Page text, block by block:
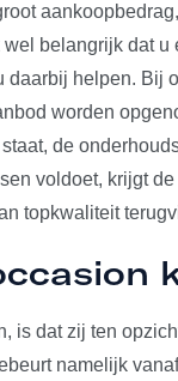
belangrijk dat
helpen. Bij
worden
de
voldoet, krijgt
topkwaliteit
is dat zij ten
namelijk